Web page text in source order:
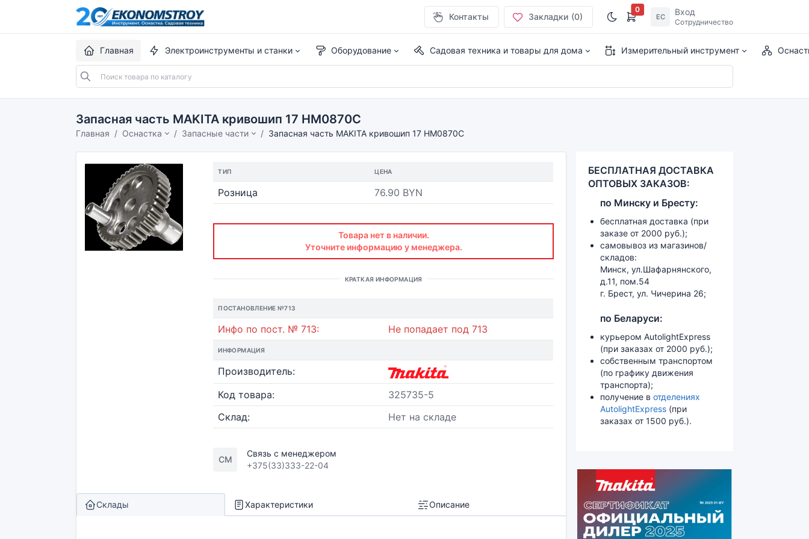
Контакты Закладки (0)
0
ЕС Вход
Сотрудничество
Главная Электроинструменты и станки Оборудование Садовая техника и товары для дома Измерительный инструмент
Запасная часть MAKITA кривошип 17 HM0870C
Главная Оснастка Запасные части Запасная часть MAKITA кривошип 17 HM0870C
ТИП ЦЕНА
Розница 76.90 BYN
Товара нет в наличии.
Уточните информацию у менеджера.
КРАТКАЯ ИНФОРМАЦИЯ
ПОСТАНОВЛЕНИЕ №713
Инфо по пост. № 713: Не попадает под 713
ИНФОРМАЦИЯ
Производитель:
Код товара:
325735-5
Склад:
Нет на складе
СМ
Связь с менеджером
+375(33)333-22-04
Склады Характеристики Описание
БЕСПЛАТНАЯ ДОСТАВКА
ОПТОВЫХ ЗАКАЗОВ:
по Минску и Бресту:
бесплатная доставка (при
заказе от 2000 руб.);
самовывоз из магазинов/
складов:
Минск, ул.Шафарнянского,
д.11, пом.54
г. Брест, ул. Чичерина 26;
по Беларуси:
курьером AutolightExpress
(при заказах от 2000 руб.);
собственным транспортом
(по графику движения
транспорта);
получение в отделениях
AutolightExpress (при
заказах от 1500 руб.).